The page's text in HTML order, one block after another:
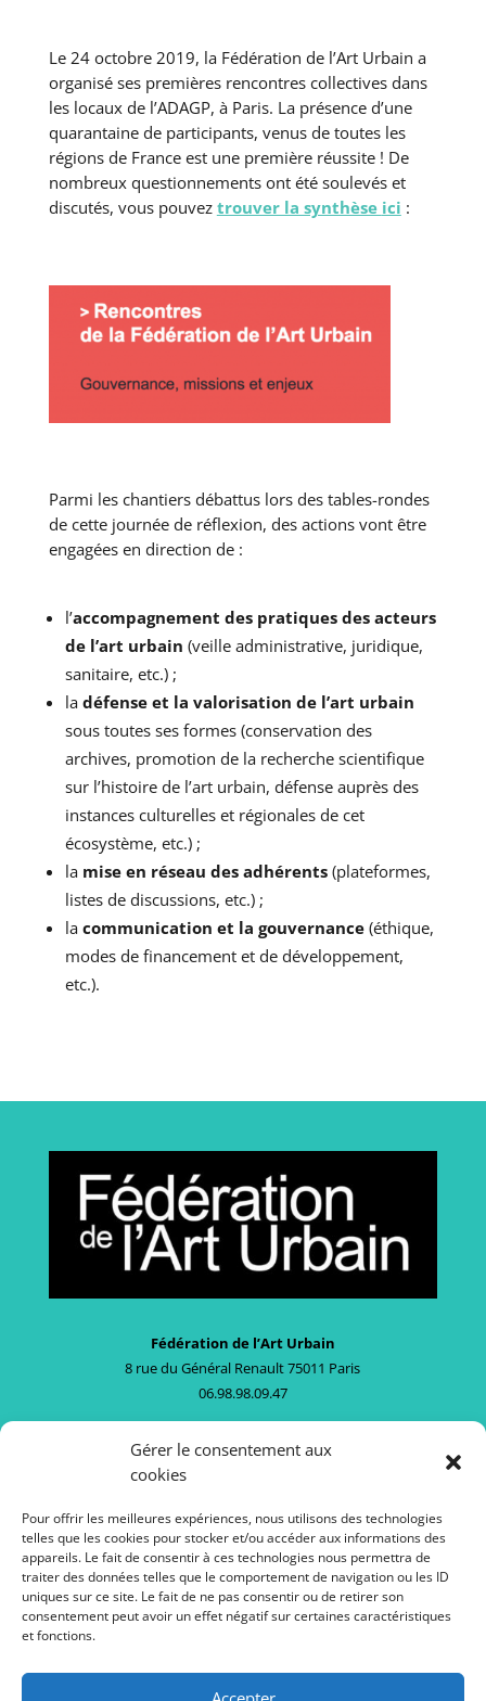
Gérer le consentement aux
cookies
Pour offrir les meilleures expériences, nous utilisons des technologies
telles que les cookies pour stocker et/ou accéder aux informations des
appareils. Le fait de consentir à ces technologies nous permettra de
traiter des données telles que le comportement de navigation ou les ID
uniques sur ce site. Le fait de ne pas consentir ou de retirer son
consentement peut avoir un effet négatif sur certaines caractéristiques
et fonctions.
Le 24 octobre 2019, la Fédération de l’Art Urbain a
organisé ses premières rencontres collectives dans
les locaux de l’ADAGP, à Paris. La présence d’une
quarantaine de participants, venus de toutes les
régions de France est une première réussite ! De
nombreux questionnements ont été soulevés et
discutés, vous pouvez trouver la synthèse ici :
Parmi les chantiers débattus lors des tables-rondes
de cette journée de réflexion, des actions vont être
engagées en direction de :
l’accompagnement des pratiques des acteurs
de l’art urbain (veille administrative, juridique,
sanitaire, etc.) ;
la défense et la valorisation de l’art urbain
sous toutes ses formes (conservation des
archives, promotion de la recherche scientifique
sur l’histoire de l’art urbain, défense auprès des
instances culturelles et régionales de cet
écosystème, etc.) ;
la mise en réseau des adhérents(plateformes,
listes de discussions, etc.) ;
la communication et la gouvernance(éthique,
modes de financement et de développement,
etc.).
Fédération de l’Art Urbain
8 rue du Général Renault 75011 Paris
06.98.98.09.47
La Fédération de l’Art Urbain est soutenue par le ministère